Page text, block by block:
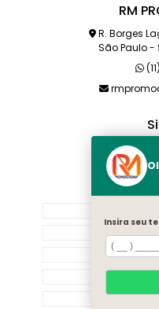
RM
R. Borges
São Paulo -
Insira seu